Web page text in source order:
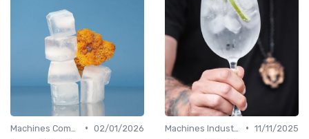
• 02/01/2026
• 11/11/2025